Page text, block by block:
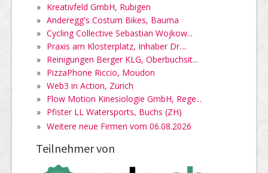
» Kreativfeld GmbH, Rubigen
» Anderegg's Costum Bikes, Bauma
» Cycling Collective Sebastian Wojkow...
» Praxis am Klosterplatz, Inhaber Dr....
» Reinigungen Berger KLG, Oberbuchsit...
» PizzaPhone Riccio, Moudon
» Web3 in Action, Zürich
» Flow Motion Kinesiologie GmbH, Rege...
» Pfister LL Watersports, Buchs (ZH)
» Weitere neue Firmen vom 06.08.2026
Teilnehmer von